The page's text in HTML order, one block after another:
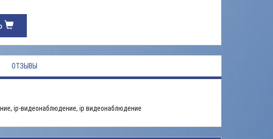
ОТЗЫВЫ
ip-видеонаблюдение, ip видеонаблюдение